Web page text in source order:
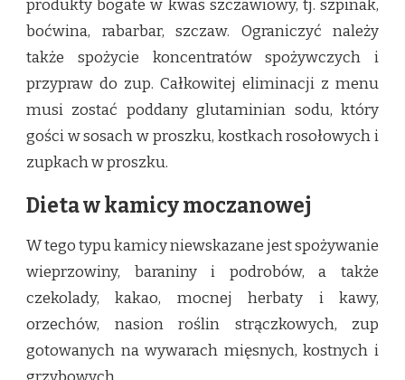
produkty bogate w kwas szczawiowy, tj. szpinak,
boćwina, rabarbar, szczaw. Ograniczyć należy
także spożycie koncentratów spożywczych i
przypraw do zup. Całkowitej eliminacji z menu
musi zostać poddany glutaminian sodu, który
gości w sosach w proszku, kostkach rosołowych i
zupkach w proszku.
Dieta w kamicy moczanowej
W tego typu kamicy niewskazane jest spożywanie
wieprzowiny, baraniny i podrobów, a także
czekolady, kakao, mocnej herbaty i kawy,
orzechów, nasion roślin strączkowych, zup
gotowanych na wywarach mięsnych, kostnych i